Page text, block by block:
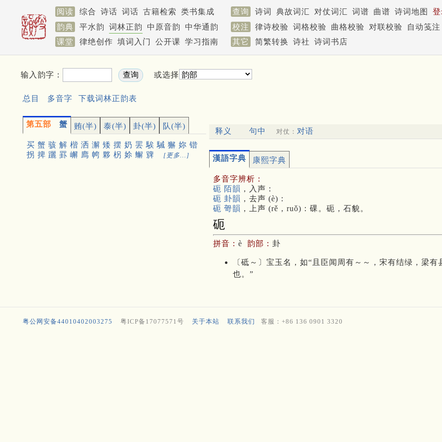
阅读 综合 诗话 词话 古籍检索 类书集成 查询 诗词 典故词汇 对仗词汇 词谱 曲谱 诗词地图
韵典
平水韵 词林正韵 中原音韵 中华通韵 校注 律诗校验 词格校验 曲格校验 对联校验
自动笺注
课堂
律绝创作 填词入门 公开课 学习指南 其它 简繁转换 诗社 诗词书店
输入韵字： 或选择
总目 多音字 下载词林正韵表
第五部 蟹 贿(半) 泰(半) 卦(半) 队(半)
买 蟹 骇 解 楷 洒 澥 矮 摆 奶 罢 騃 駴 獬 妳 锴
拐 捭 躧 罫 嶰 廌 㡁 夥 柺 㚷 䲒 㗗 [更多…]
释义 句中 对仗： 对语
漢語字典 康熙字典
多音字辨析：
砈 陌韻 ，入声：
砈 卦韻 ，去声 (è)：
砈 哿韻 ，上声 (rě，ruǒ)：䂺。砈，石貌。
砈
拼音： è 韵部： 卦
〔砥～〕宝玉名，如“且臣闻周有～～，宋有结绿，梁
也。”
粤公网安备44010402003275 粤ICP备17077571号 关于本站 联系我们 客服：+86 136 0901 3320